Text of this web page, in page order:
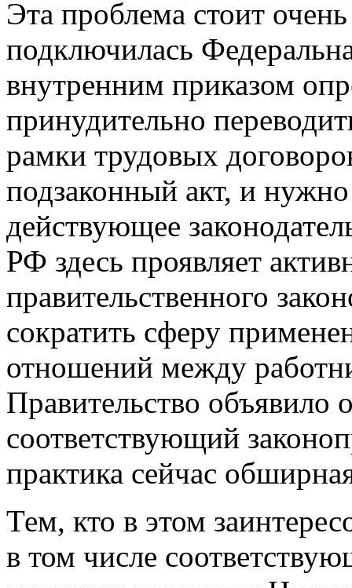
Эта проблема стоит
подключилась
внутренним приказом
принудительно
рамки трудовых
подзаконный акт, и
действующее
РФ здесь проявляет
правительственного
сократить сферу
отношений между
Правительство объявило
соответствующий
практика сейчас
Тем, кто в этом
в том числе